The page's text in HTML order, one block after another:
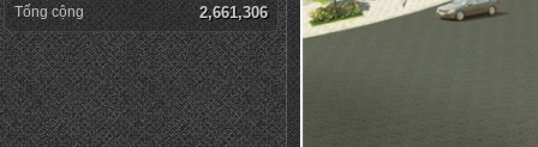
Tổng cộng 2,661,306